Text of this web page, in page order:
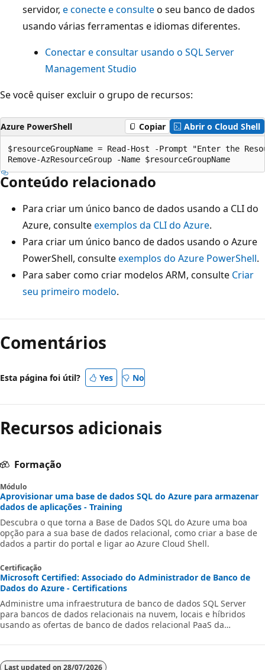
servidor, e conecte e consulteo seu banco de dados
usando várias ferramentas e idiomas diferentes.
Conectar e consultar usando o SQL Server
Management Studio
Se você quiser excluir o grupo de recursos:
Azure PowerShell Copiar Abrir o Cloud Shell
$resourceGroupName = Read-Host -Prompt "Enter the
Conteúdo relacionado
Para criar um único banco de dados usando a CLI do
Azure, consulteexemplos da CLI do Azure.
Para criar um único banco de dados usando o Azure
PowerShell, consulteexemplos do Azure PowerShell.
Para saber como criar modelos ARM, consulte Criar
seu primeiro modelo.
Comentários
Esta página foi útil? Yes No
Recursos adicionais
Formação
Módulo
Aprovisionar uma base de dados SQL do Azure para armazenar
dados de aplicações - Training
Descubra o que torna a Base de Dados SQL do Azure uma boa
opção para a sua base de dados relacional, como criar a base de
dados a partir do portal e ligar ao Azure Cloud Shell.
Certificação
Microsoft Certified: Associado do Administrador de Banco de
Dados do Azure - Certifications
Administre uma infraestrutura de banco de dados SQL Server
para bancos de dados relacionais na nuvem, locais e híbridos
usando as ofertas de banco de dados relacional PaaS da
Last updated on 28/07/2026